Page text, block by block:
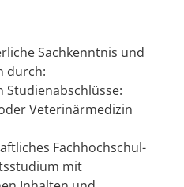
Sachkenntnis und
durch:
Studienabschlüsse:
Veterinärmedizin
Fachhochschul-
mit